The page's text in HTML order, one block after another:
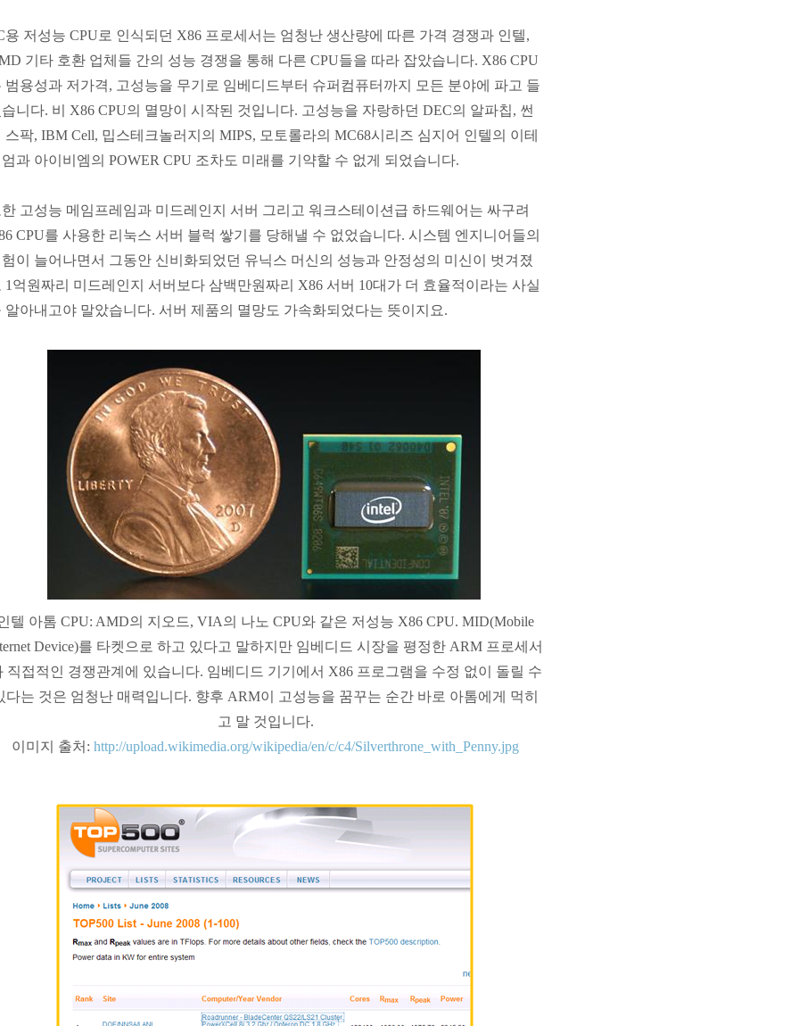
용 저성능 CPU로 인식되던 X86 프로세서는 엄청난 생산량에 따른 가격 경쟁과 인텔,
기타 호환 업체들 간의 성능 경쟁을 통해 다른 CPU들을 따라 잡았습니다. X86 CPU
범용성과 저가격, 고성능을 무기로 임베디드부터 슈퍼컴퓨터까지 모든 분야에 파고 들
니다. 비 X86 CPU의 멸망이 시작된 것입니다. 고성능을 자랑하던 DEC의 알파칩, 썬
스팍, IBM Cell, 밉스테크놀러지의 MIPS, 모토롤라의 MC68시리즈 심지어 인텔의 이테
과 아이비엠의 POWER CPU 조차도 미래를 기약할 수 없게 되었습니다.
고성능 메임프레임과 미드레인지 서버 그리고 워크스테이션급 하드웨어는 싸구려
CPU를 사용한 리눅스 서버 블럭 쌓기를 당해낼 수 없었습니다. 시스템 엔지니어들의
이 늘어나면서 그동안 신비화되었던 유닉스 머신의 성능과 안정성의 미신이 벗겨졌
1억원짜리 미드레인지 서버보다 삼백만원짜리 X86 서버 10대가 더 효율적이라는 사실
알아내고야 말았습니다. 서버 제품의 멸망도 가속화되었다는 뜻이지요.
텔 아톰 CPU: AMD의 지오드, VIA의 나노 CPU와 같은 저성능 X86 CPU. MID(Mobile
Device)를 타켓으로 하고 있다고 말하지만 임베디드 시장을 평정한 ARM 프로세서
직접적인 경쟁관계에 있습니다. 임베디드 기기에서 X86 프로그램을 수정 없이 돌릴 수
다는 것은 엄청난 매력입니다. 향후 ARM이 고성능을 꿈꾸는 순간 바로 아톰에게 먹히
고 말 것입니다.
이미지 출처:http://upload.wikimedia.org/wikipedia/en/c/c4/Silverthrone_with_Penny.jpg